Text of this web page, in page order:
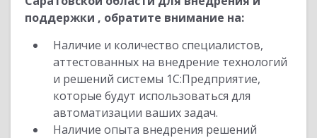
поддержки , обратите внимание на:
Наличие и количество специалистов,
аттестованных на внедрение технологий
и решений системы 1С:Предприятие,
которые будут использоваться для
автоматизации ваших задач.
Наличие опыта внедрения решений